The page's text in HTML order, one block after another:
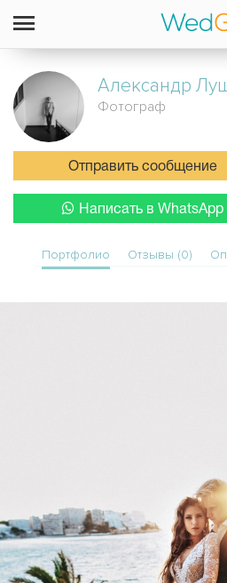
Александр
Фотограф
Отправить сообщение
Написать в WhatsApp
Портфолио Отзывы (0)